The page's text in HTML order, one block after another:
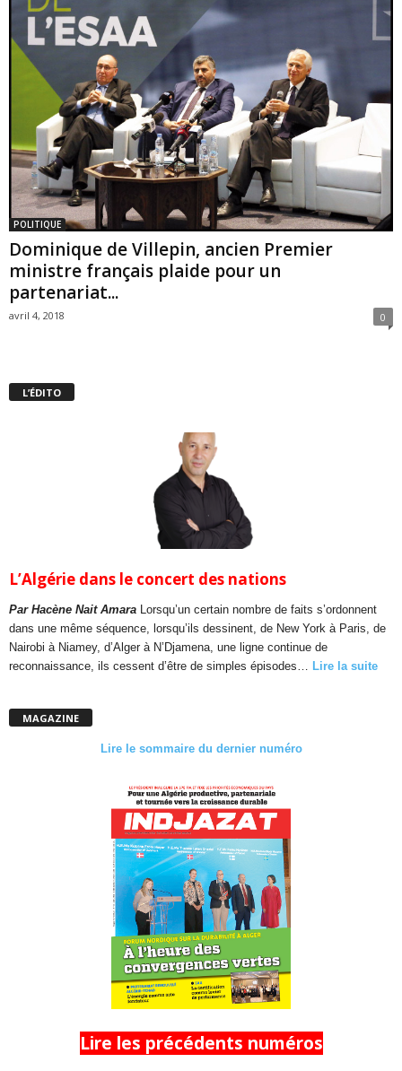
POLITIQUE
Dominique de Villepin, ancien Premier
ministre français plaide pour un
partenariat...
avril 4, 2018 0
L’ÉDITO
L’Algérie dans le concert des nations
Par Hacène Nait Amara Lorsqu’un certain nombre de faits s’ordonnent
dans une même séquence, lorsqu’ils dessinent, de New York à Paris, de
Nairobi à Niamey, d’Alger à N’Djamena, une ligne continue de
reconnaissance, ils cessent d’être de simples épisodes… Lire la suite
MAGAZINE
Lire le sommaire du dernier numéro
Lire les précédents numéros